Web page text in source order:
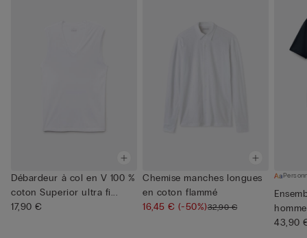
Débardeur à col en V 100 %
coton Superior ultra fi...
17,90 €
Chemise manches longues
en coton flammé
16,45 €(-50%)32,90 €
43,90